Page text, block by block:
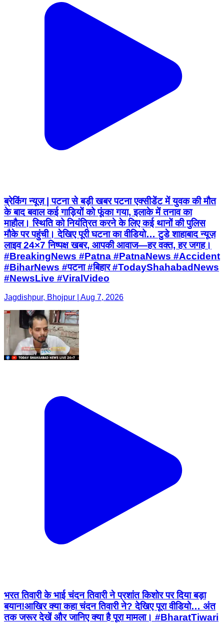
ब्रेकिंग न्यूज़ | पटना से बड़ी खबर पटना एक्सीडेंट में युवक की मौत
के बाद बवाल कई गाड़ियों को फूंका गया, इलाके में तनाव का
माहौल। स्थिति को नियंत्रित करने के लिए कई थानों की पुलिस
मौके पर पहुंची। देखिए पूरी घटना का वीडियो… टुडे शाहाबाद न्यूज़
लाइव 24×7 निष्पक्ष खबर, आपकी आवाज—हर वक्त, हर जगह।
#BreakingNews #Patna #PatnaNews #Accident
#BiharNews #पटना #बिहार #TodayShahabadNews
#NewsLive #ViralVideo
Jagdishpur, Bhojpur | Aug 7, 2026
भरत तिवारी के भाई चंदन तिवारी ने प्रशांत किशोर पर दिया बड़ा
बयान!आखिर क्या कहा चंदन तिवारी ने? देखिए पूरा वीडियो… अंत
तक जरूर देखें और जानिए क्या है पूरा मामला। #BharatTiwari